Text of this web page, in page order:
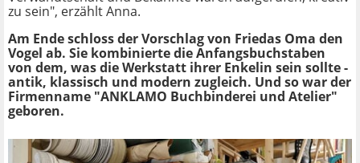
zu sein", erzählt Anna.
Am Ende schloss der Vorschlag von Friedas Oma den
Vogel ab. Sie kombinierte die Anfangsbuchstaben
von dem, was die Werkstatt ihrer Enkelin sein sollte -
antik, klassisch und modern zugleich. Und so war der
Firmenname "ANKLAMO Buchbinderei und Atelier"
geboren.